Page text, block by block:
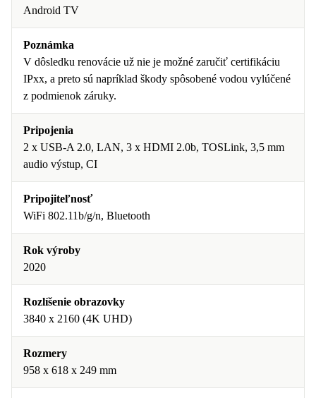
Android TV
Poznámka
V dôsledku renovácie už nie je možné zaručiť certifikáciu
IPxx, a preto sú napríklad škody spôsobené vodou vylúčené
z podmienok záruky.
Pripojenia
2 x USB-A 2.0, LAN, 3 x HDMI 2.0b, TOSLink, 3,5 mm
audio výstup, CI
Pripojiteľnosť
WiFi 802.11b/g/n, Bluetooth
Rok výroby
2020
Rozlíšenie obrazovky
3840 x 2160 (4K UHD)
Rozmery
958 x 618 x 249 mm